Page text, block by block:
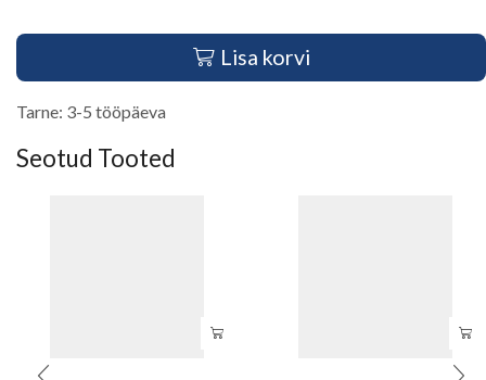
Lisa korvi
Tarne: 3-5 tööpäeva
Seotud Tooted